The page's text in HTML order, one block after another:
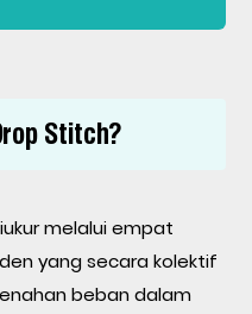
Stitch?
melalui empat
yang secara kolektif
beban dalam